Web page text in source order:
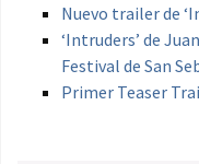
Nuevo trailer de
‘Intruders’ de
Festival de San
Primer Teaser